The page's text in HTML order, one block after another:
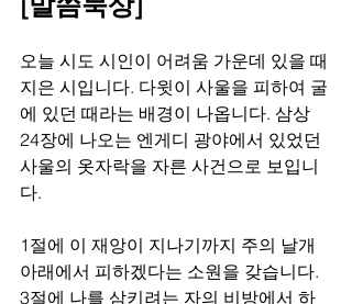
오늘 시도 시인이 어려움 가운데 있을 때
지은 시입니다. 다윗이 사울을 피하여 굴
에 있던 때라는 배경이 나옵니다. 삼상
24장에 나오는 엔게디 광야에서 있었던
사울의 옷자락을 자른 사건으로 보입니
다.
1절에 이 재앙이 지나기까지 주의 날개
아래에서 피하겠다는 소원을 갖습니다.
3절에 나를 삼키려는 자의 비방에서 하